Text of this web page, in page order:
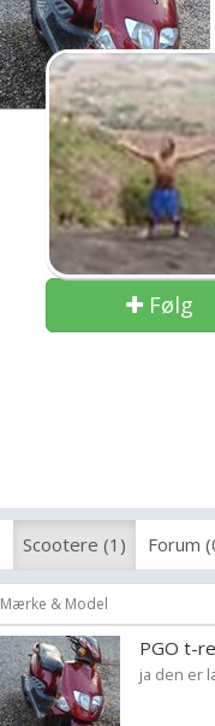
Følg
Scootere (1) Forum
Mærke & Model
PGO t-
ja den er